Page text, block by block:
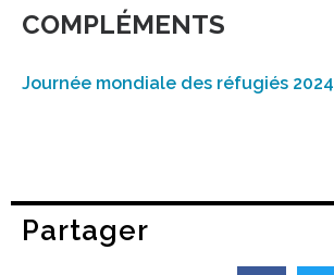
COMPLÉMENTS
Journée mondiale des réfugiés 2024
Partager